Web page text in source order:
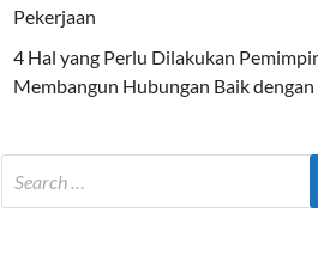
Pekerjaan
4 Hal yang Perlu Dilakukan
Membangun Hubungan Baik